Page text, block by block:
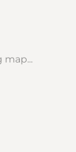
map...